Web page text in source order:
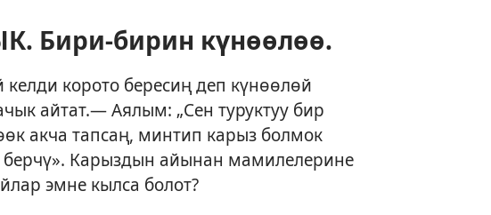
Бири-бирин күнөөлөө.
корото бересиң деп күнөөлөй
айтат.— Аялым: „Сен туруктуу бир
акча тапсаң, минтип карыз болмок
Карыздын айынан мамилелерине
эмне кылса болот?